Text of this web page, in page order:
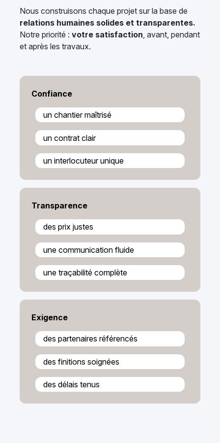
Nous construisons chaque projet sur la base de
relations humaines solides et transparentes.
Notre priorité : votre satisfaction, avant, pendant
et après les travaux.
Confiance
un chantier maîtrisé
un contrat clair
un interlocuteur unique
Transparence
des prix justes
une communication fluide
une traçabilité complète
Exigence
des partenaires référencés
des finitions soignées
des délais tenus